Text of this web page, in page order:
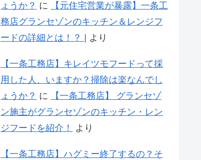
ょうか？ に
【元住宅営業が暴露】一条工
務店グランセゾンのキッチン＆レンジフ
ードの詳細とは！？ |
より
【一条工務店】キレイツモフードって採
用した人、いますか？掃除は楽なんでし
ょうか？ に
【一条工務店】 グランセゾ
ン施主がグランセゾンのキッチン・レン
ジフードを紹介！
より
【一条工務店】ハグミー終了するの？そ